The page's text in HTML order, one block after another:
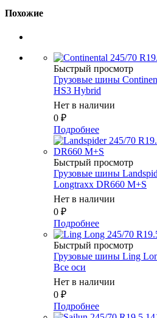
Похожие
Быстрый просмотр
Грузовые шины
HS3 Hybrid
Нет в наличии
0 ₽
Подробнее
Быстрый просмотр
Грузовые шины
Longtraxx DR660 M+S
Нет в наличии
0 ₽
Подробнее
Быстрый просмотр
Грузовые шины Ling
Все оси
Нет в наличии
0 ₽
Подробнее